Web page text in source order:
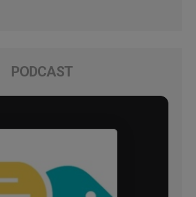
PODCAST